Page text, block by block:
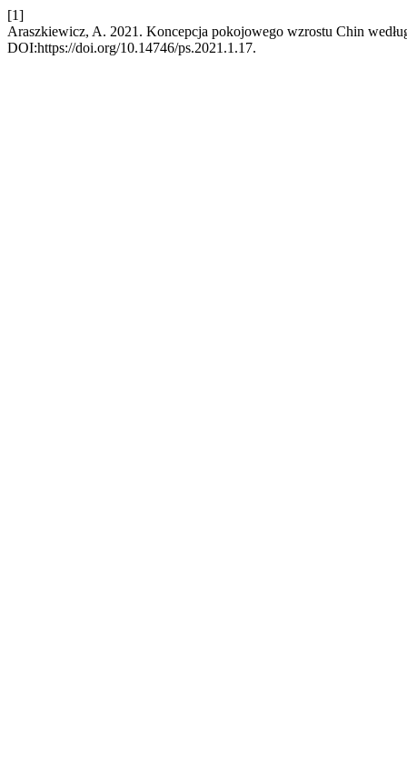
[1]
Araszkiewicz, A. 2021. Koncepcja pokojowego wzrostu Chin
DOI:https://doi.org/10.14746/ps.2021.1.17.